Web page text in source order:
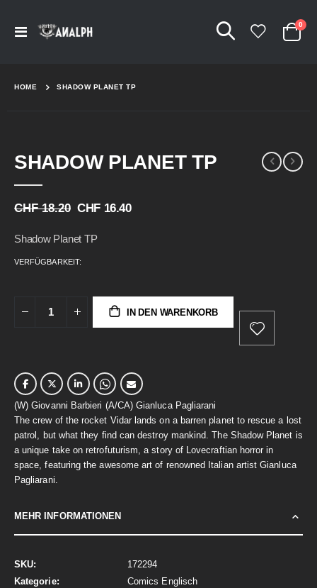
Navigation
Cart
0
HOME SHADOW PLANET TP
SHADOW PLANET TP
CHF 18.20 CHF 16.40
Shadow Planet TP
VERFÜGBARKEIT:
IN DEN WARENKORB
(W) Giovanni Barbieri (A/CA) Gianluca Pagliarani
The crew of the rocket Vidar lands on a barren planet to rescue a lost
patrol, but what they find can destroy mankind. The Shadow Planet is
a unique take on retrofuturism, a story of Lovecraftian horror in
space, featuring the awesome art of renowned Italian artist Gianluca
Pagliarani.
MEHR INFORMATIONEN
Mehr
Informationen
172294
Comics Englisch
to
the
end
of
to
the
beginning
of